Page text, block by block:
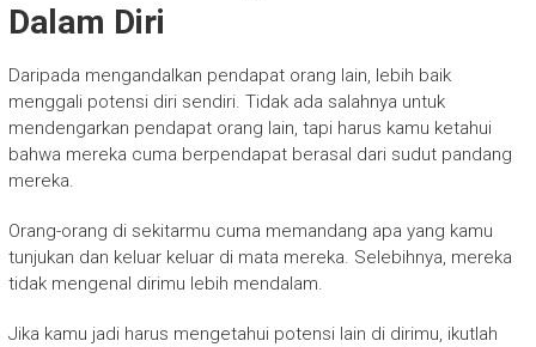
Dalam Diri
Daripada mengandalkan pendapat orang lain, lebih baik
menggali potensi diri sendiri. Tidak ada salahnya untuk
mendengarkan pendapat orang lain, tapi harus kamu ketahui
bahwa mereka cuma berpendapat berasal dari sudut pandang
mereka.
Orang-orang di sekitarmu cuma memandang apa yang kamu
tunjukan dan keluar keluar di mata mereka. Selebihnya, mereka
tidak mengenal dirimu lebih mendalam.
Jika kamu jadi harus mengetahui potensi lain di dirimu, ikutlah